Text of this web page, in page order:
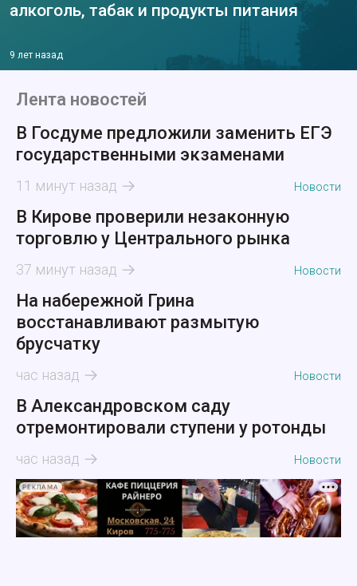
алкоголь, табак и продукты питания
9 лет назад
Лента новостей
В Госдуме предложили заменить ЕГЭ
государственными экзаменами
11 минут назад Новости
В Кирове проверили незаконную
торговлю у Центрального рынка
37 минут назад Новости
На набережной Грина
восстанавливают размытую
брусчатку
час назад Новости
В Александровском саду
отремонтировали ступени у ротонды
час назад Новости
РЕКЛАМА